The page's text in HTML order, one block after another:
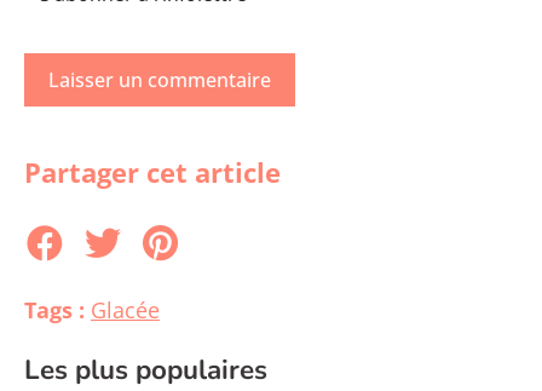
Partager cet article
Tags : Glacée
Les plus populaires